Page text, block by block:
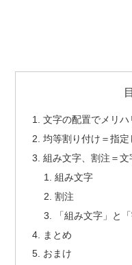
文字の配置でメリハ
均等割り付け＝指
組み文字、割注＝
組み文字
割注
「組み文字」と
まとめ
おまけ